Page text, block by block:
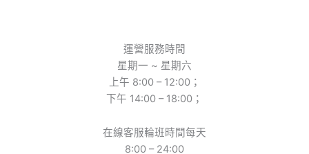
運營服務時間
星期一 ~ 星期六
上午 8:00 – 12:00；
下午 14:00 – 18:00；
在線客服輪班時間每天
8:00 – 24:00